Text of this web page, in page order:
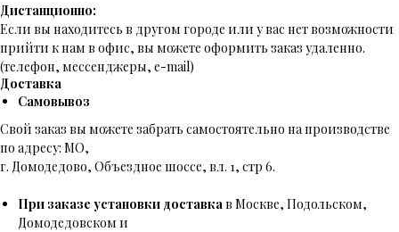
Дистанционно:
Если вы находитесь в другом городе или у вас нет возможности
прийти к нам в офис, вы можете оформить заказ удаленно.
(телефон, мессенджеры, e-mail)
Доставка
Самовывоз
Свой заказ вы можете забрать самостоятельно на производстве
по адресу: МО,
г. Домодедово, Объездное шоссе, вл. 1, стр 6.
При заказе установки доставкав Москве, Подольском,
Домодедовском и